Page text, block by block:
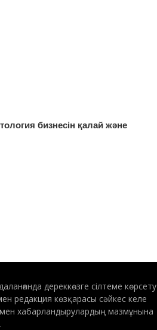
бизнесін қалай және
дереккөзге сілтеме көрсету
редакция көзқарасы сәйкес келе
хабарландырулардың мазмұнына